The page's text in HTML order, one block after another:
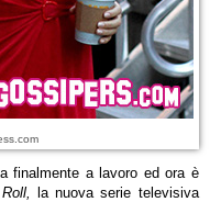
finalmente a lavoro ed ora è
la nuova serie televisiva